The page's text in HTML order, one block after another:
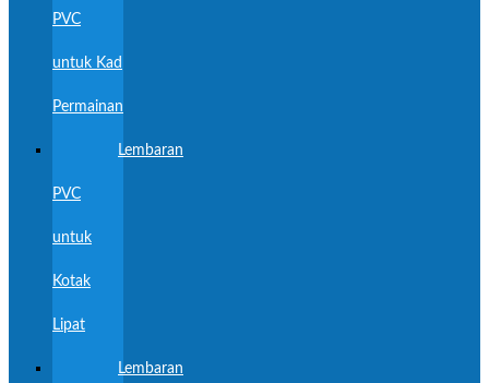
PVC
untuk Kad
Permainan
Lembaran
PVC
untuk
Kotak
Lipat
Lembaran